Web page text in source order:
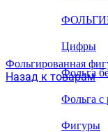
Цифры
Фольга
Фольга с
Фигуры
Фольгированная
Назад к товарам